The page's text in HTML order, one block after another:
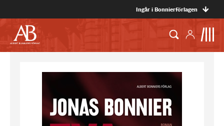
Ingår i Bonnierförlagen